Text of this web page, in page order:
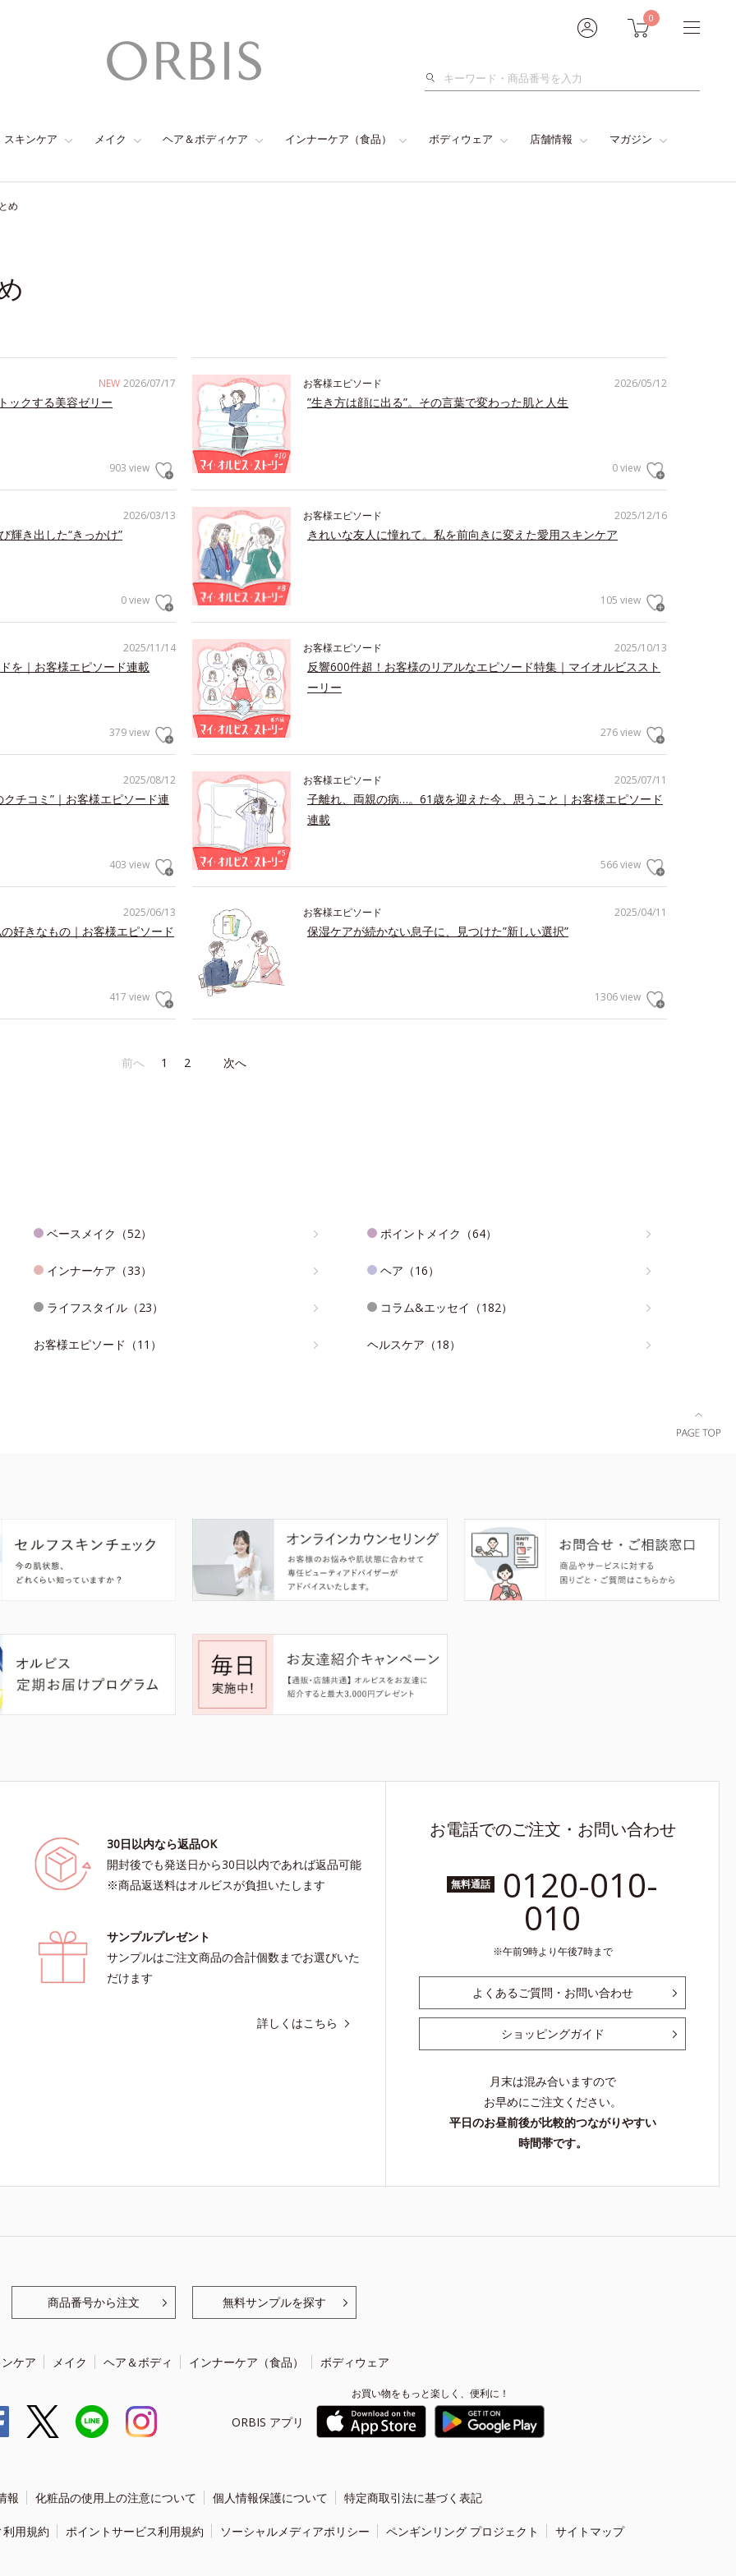
0
検
スキンケア メイク ヘア＆ボディケア インナーケア（食品） ボディウェア 店舗情報 マガジン
め
NEW 2026/07/17
ックする美容ゼリー
903 view
2026/05/12
お客様エピソード
”生き方は顔に出る”。その言葉で変わった肌と人生
0 view
2026/03/13
輝き出した“きっかけ”
0 view
2025/12/16
お客様エピソード
きれいな友人に憧れて。私を前向きに変えた愛用スキンケア
105 view
2025/11/14
を｜お客様エピソード連載
379 view
2025/10/13
お客様エピソード
反響600件超！お客様のリアルなエピソード特集｜マイオルビススト
ーリー
276 view
2025/08/12
チコミ”｜お客様エピソード連
403 view
2025/07/11
お客様エピソード
子離れ、両親の病…。61歳を迎えた今、思うこと｜お客様エピソード
連載
566 view
2025/06/13
好きなもの｜お客様エピソード
417 view
2025/04/11
お客様エピソード
保湿ケアが続かない息子に、見つけた”新しい選択”
1306 view
前へ 1 2 次へ
ベースメイク（52） ポイントメイク（64）
インナーケア（33） ヘア（16）
ライフスタイル（23） コラム&エッセイ（182）
お客様エピソード（11） ヘルスケア（18）
30日以内なら返品OK
開封後でも発送日から30日以内であれば返品可能
※商品返送料はオルビスが負担いたします
サンプルプレゼント
サンプルはご注文商品の合計個数までお選びいた
だけます
詳しくはこちら
お電話でのご注文・お問い合わせ
無料通話 0120-010-
010
午前9時より午後7時まで
よくあるご質問・お問い合わせ
ショッピングガイド
月末は混み合いますので
お早めにご注文ください。
平日のお昼前後が比較的つながりやすい
時間帯です。
商品番号から注文 無料サンプルを探す
ケア メイク ヘア＆ボディ インナーケア（食品） ボディウェア
ORBIS アプリ
お買い物をもっと楽しく、便利に！
報 化粧品の使用上の注意について 個人情報保護について 特定商取引法に基づく表記
用規約 ポイントサービス利用規約 ソーシャルメディアポリシー ペンギンリング プロジェクト サイトマップ